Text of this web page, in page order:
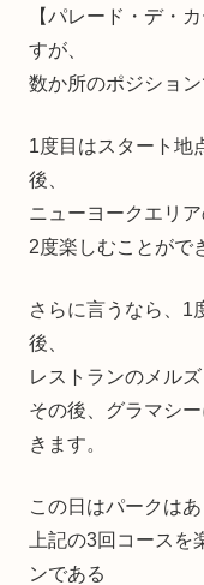
【パレード・デ・
すが、
数か所のポジショ
1度目はスタート地
後、
ニューヨークエリ
2度楽しむことがで
さらに言うなら、1
後、
レストランのメル
その後、グラマシ
きます。
この日はパークは
上記の3回コース
ンである